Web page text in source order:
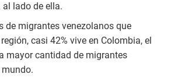
al lado de ella.​
de migrantes venezolanos que
casi 42% vive en Colombia, el
mayor cantidad de migrantes